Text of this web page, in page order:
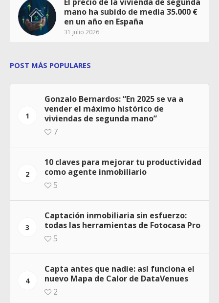
mano ha subido de media 35.000 €
en un año en España
31 julio 2026
POST MÁS POPULARES
1
Gonzalo Bernardos: “En 2025 se va a
vender el máximo histórico de
viviendas de segunda mano”
7
2
10 claves para mejorar tu productividad
como agente inmobiliario
5
3
Captación inmobiliaria sin esfuerzo:
todas las herramientas de Fotocasa Pro
5
4
Capta antes que nadie: así funciona el
nuevo Mapa de Calor de DataVenues
2